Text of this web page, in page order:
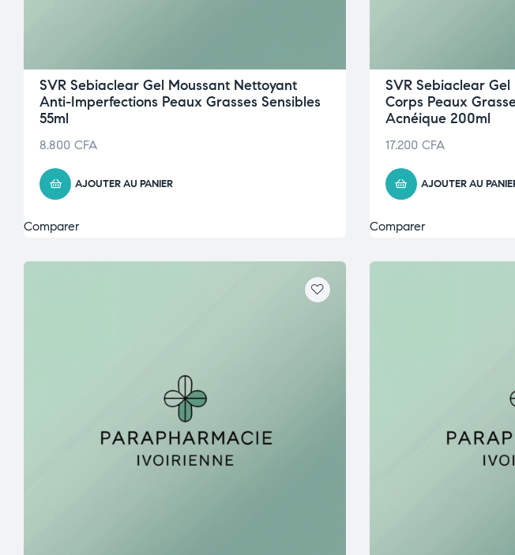
SVR Sebiaclear Gel Moussant Nettoyant
Anti-Imperfections Peaux Grasses Sensibles
55ml
8.800 CFA
AJOUTER AU PANIER
Comparer
SVR Sebiaclear
Corps Peaux
Acnéique 200ml
17.200 CFA
AJOUTER AU
Comparer